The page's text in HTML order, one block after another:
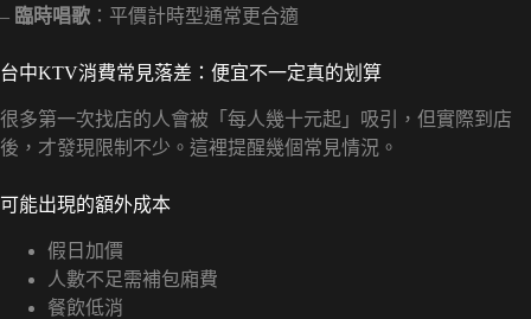
– 臨時唱歌 ：平價計時型通常更合適
台中KTV消費常見落差：便宜不一定真的划算
很多第一次找店的人會被「每人幾十元起」吸引，但實際到店
後，才發現限制不少。這裡提醒幾個常見情況。
可能出現的額外成本
假日加價
人數不足需補包廂費
餐飲低消